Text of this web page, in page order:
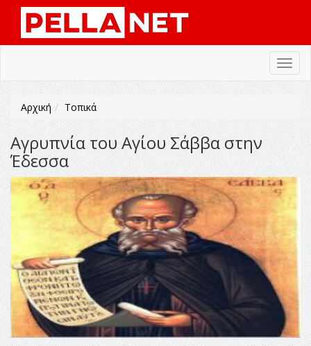
Αρχική Τοπικά
Αγρυπνία του Αγίου Σάββα στην
Έδεσσα